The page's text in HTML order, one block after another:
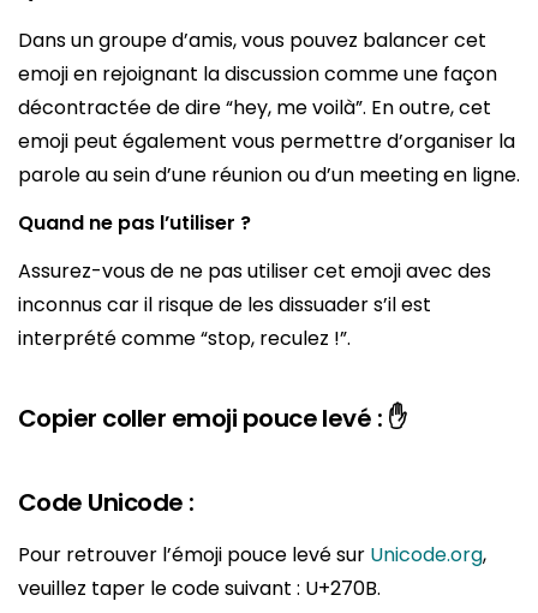
Dans un groupe d’amis, vous pouvez balancer cet
emoji en rejoignant la discussion comme une façon
décontractée de dire “hey, me voilà”. En outre, cet
emoji peut également vous permettre d’organiser la
parole au sein d’une réunion ou d’un meeting en ligne.
Quand ne pas l’utiliser ?
Assurez-vous de ne pas utiliser cet emoji avec des
inconnus car il risque de les dissuader s’il est
interprété comme “stop, reculez !”.
Copier coller emoji pouce levé : ✋
Code Unicode :
Pour retrouver l’émoji pouce levé sur Unicode.org,
veuillez taper le code suivant : U+270B.